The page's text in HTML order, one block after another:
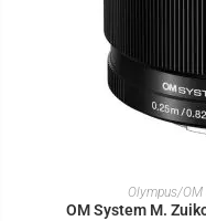
IN
Olympus/OM
OM System M.